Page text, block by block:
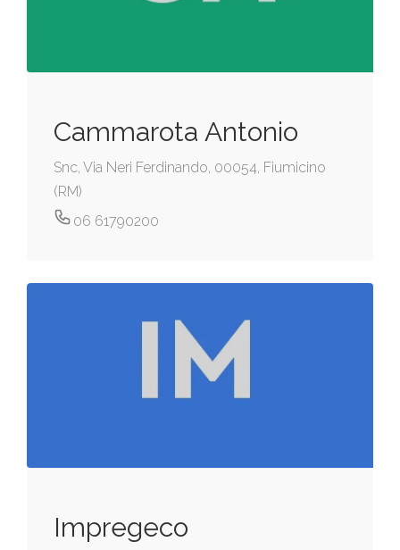
Cammarota Antonio
Snc, Via Neri Ferdinando, 00054, Fiumicino
(RM)
06 61790200
Impregeco